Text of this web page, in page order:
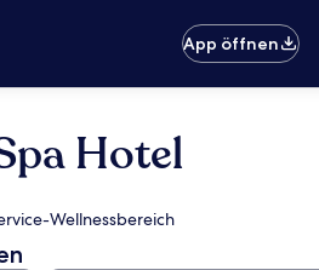
App öffnen
Hotel
Wellnessbereich